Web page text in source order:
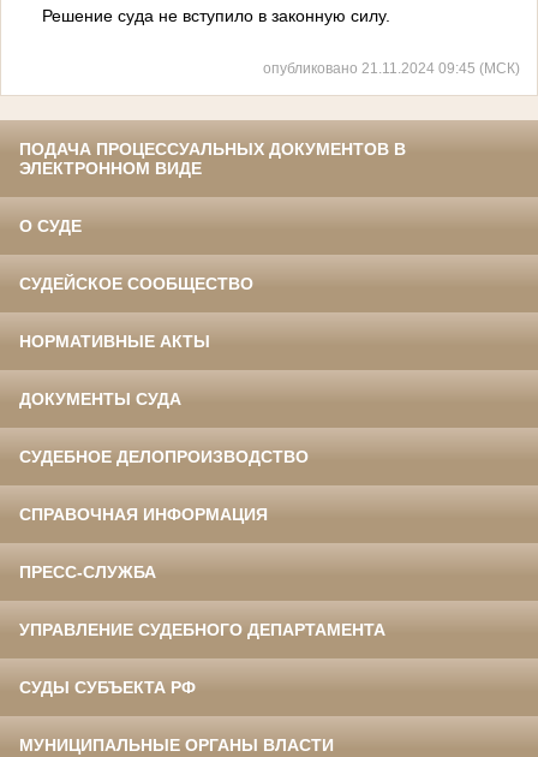
Решение суда не вступило в законную силу.
опубликовано 21.11.2024 09:45 (МСК)
ПОДАЧА ПРОЦЕССУАЛЬНЫХ ДОКУМЕНТОВ В
ЭЛЕКТРОННОМ ВИДЕ
О СУДЕ
СУДЕЙСКОЕ СООБЩЕСТВО
НОРМАТИВНЫЕ АКТЫ
ДОКУМЕНТЫ СУДА
СУДЕБНОЕ ДЕЛОПРОИЗВОДСТВО
СПРАВОЧНАЯ ИНФОРМАЦИЯ
ПРЕСС-СЛУЖБА
УПРАВЛЕНИЕ СУДЕБНОГО ДЕПАРТАМЕНТА
СУДЫ СУБЪЕКТА РФ
МУНИЦИПАЛЬНЫЕ ОРГАНЫ ВЛАСТИ